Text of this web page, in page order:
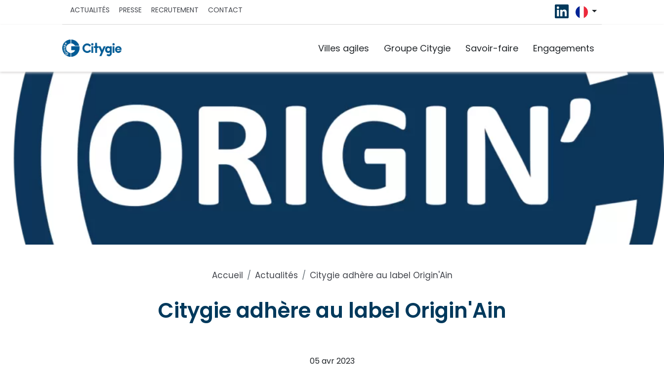
ACTUALITÉS PRESSE RECRUTEMENT CONTACT
Villes agiles Groupe Citygie Savoir-faire Engagements
Accueil Actualités Citygie adhère au label Origin'Ain
Citygie adhère au label Origin'Ain
05 avr 2023